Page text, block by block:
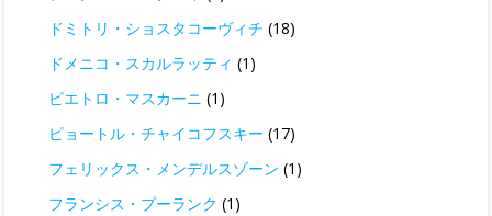
ドミトリ・ショスタコーヴィチ (18)
ドメニコ・スカルラッティ (1)
ピエトロ・マスカーニ (1)
ピョートル・チャイコフスキー (17)
フェリックス・メンデルスゾーン (1)
フランシス・プーランク (1)